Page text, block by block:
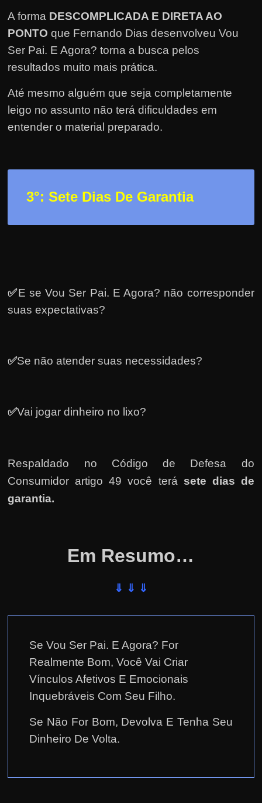
r
n
e
t
M
a
s
A forma DESCOMPLICADA E DIRETA AO
PONTO que Fernando Dias desenvolveu Vou
Ser Pai. E Agora? torna a busca pelos
resultados muito mais prática.
Até mesmo alguém que seja completamente
leigo no assunto não terá dificuldades em
entender o material preparado.
3°: Sete Dias De Garantia
✅E se Vou Ser Pai. E Agora? não corresponder
suas expectativas?
✅Se não atender suas necessidades?
✅Vai jogar dinheiro no lixo?
Respaldado no Código de Defesa do
Consumidor artigo 49 você terá sete dias de
garantia.
Em Resumo…
⇓ ⇓ ⇓
Se Vou Ser Pai. E Agora? For
Realmente Bom, Você Vai Criar
Vínculos Afetivos E Emocionais
Inquebráveis Com Seu Filho.
Se Não For Bom, Devolva E Tenha Seu
Dinheiro De Volta.